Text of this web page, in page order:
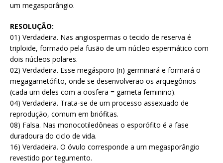
um megasporângio.
RESOLUÇÃO:
01) Verdadeira. Nas angiospermas o tecido de reserva é
triploide, formado pela fusão de um núcleo espermático com
dois núcleos polares.
02) Verdadeira. Esse megásporo (n) germinará e formará o
megagametófito, onde se desenvolverão os arquegônios
(cada um deles com a oosfera = gameta feminino).
04) Verdadeira. Trata-se de um processo assexuado de
reprodução, comum em briófitas.
08) Falsa. Nas monocotiledôneas o esporófito é a fase
duradoura do ciclo de vida.
16) Verdadeira. O óvulo corresponde a um megasporângio
revestido por tegumento.